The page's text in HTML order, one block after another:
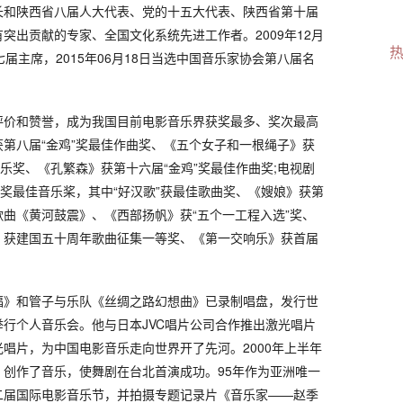
陕西省八届人大代表、党的十五大代表、陕西省第十届
出贡献的专家、全国文化系统先进工作者。2009年12月
主席，2015年06月18日当选中国音乐家协会第八届名
和赞誉，成为我国目前电影音乐界获奖最多、奖次最高
八届“金鸡”奖最佳作曲奖、《五个女子和一根绳子》获
奖、《孔繁森》获第十六届“金鸡”奖最佳作曲奖;电视剧
最佳音乐桨，其中“好汉歌”获最佳歌曲奖、《嫂娘》获第
《黄河鼓震》、《西部扬帆》获“五个一工程入选”奖、
建国五十周年歌曲征集一等奖、《第一交响乐》获首届
和管子与乐队《丝绸之路幻想曲》已录制唱盘，发行世
个人音乐会。他与日本JVC唱片公司合作推出激光唱片
片，为中国电影音乐走向世界开了先河。2000年上半年
作了音乐，使舞剧在台北首演成功。95年作为亚洲唯一
届国际电影音乐节，并拍摄专题记录片《音乐家——赵季